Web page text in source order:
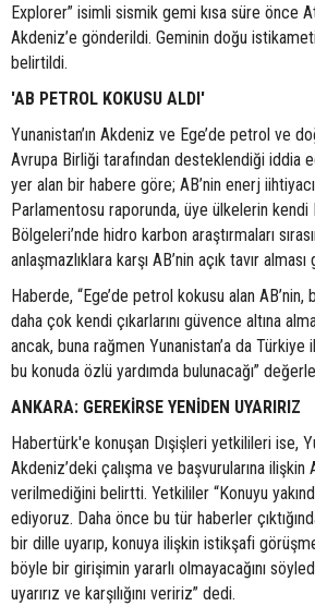
Explorer” isimli sismik gemi kısa süre önce
Akdeniz’e gönderildi. Geminin doğu
belirtildi.
'AB PETROL KOKUSU ALDI'
Yunanistan’ın Akdeniz ve Ege’de petrol ve
Avrupa Birliği tarafından desteklendiği iddia
yer alan bir habere göre; AB’nin enerj
Parlamentosu raporunda, üye ülkelerin kendi
Bölgeleri’nde hidro karbon araştırmaları
anlaşmazlıklara karşı AB’nin açık tavır
Haberde, “Ege’de petrol kokusu alan
daha çok kendi çıkarlarını güvence altına
ancak, buna rağmen Yunanistan’a da
bu konuda özlü yardımda bulunacağı”
ANKARA: GEREKİRSE YENİDEN UYARIRIZ
Habertürk'e konuşan Dışişleri yetkilileri ise,
Akdeniz’deki çalışma ve başvurularına ilişkin
verilmediğini belirtti. Yetkililer “Konuyu
ediyoruz. Daha önce bu tür haberler
bir dille uyarıp, konuya ilişkin istikşafi
böyle bir girişimin yararlı olmayacağını
uyarırız ve karşılığını veririz” dedi.